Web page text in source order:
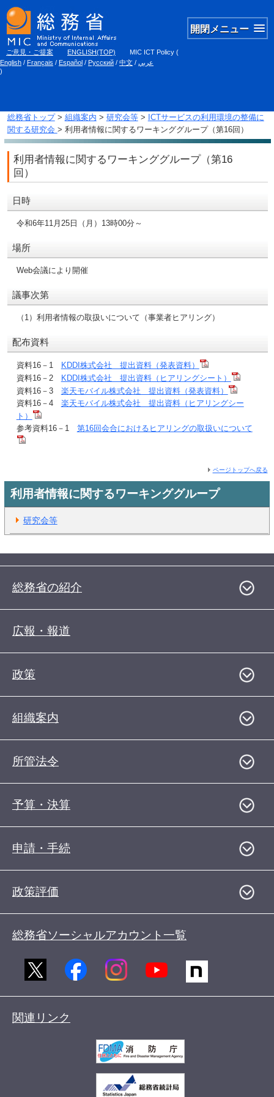
開閉メニュー
ご意見・ご提案 ENGLISH(TOP) MIC ICT Policy (
English / Français / Español / Русский / 中文 / عربي
)
総務省トップ> 組織案内 > 研究会等> ICTサービスの利用環境の整備に
関する研究会 > 利用者情報に関するワーキンググループ（第16回）
利用者情報に関するワーキンググループ（第16
回）
日時
令和6年11月25日（月）13時00分～
場所
Web会議により開催
議事次第
（1）利用者情報の取扱いについて（事業者ヒアリング）
配布資料
資料16－1
KDDI株式会社 提出資料（発表資料）
資料16－2
KDDI株式会社 提出資料（ヒアリングシート）
資料16－3 楽天モバイル株式会社 提出資料（発表資料）
資料16－4 楽天モバイル株式会社 提出資料（ヒアリングシー
ト）
参考資料16－1 第16回会合におけるヒアリングの取扱いについて
ページトップへ戻る
利用者情報に関するワーキンググループ
研究会等
総務省の紹介
広報・報道
政策
組織案内
所管法令
予算・決算
申請・手続
政策評価
総務省ソーシャルアカウント一覧
関連リンク